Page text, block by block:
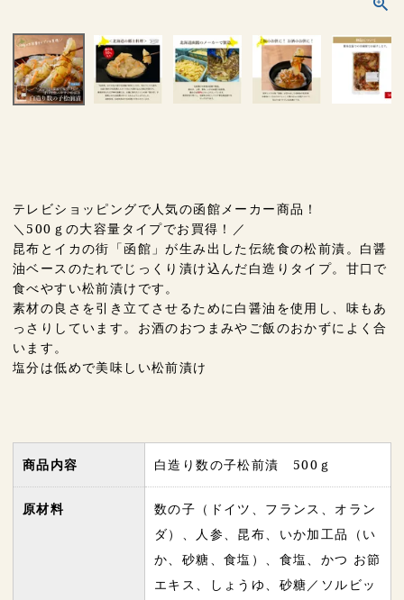
テレビショッピングで人気の函館メーカー商品！
＼500ｇの大容量タイプでお買得！／
昆布とイカの街「函館」が生み出した伝統食の松前漬。白醤
油ベースのたれでじっくり漬け込んだ白造りタイプ。甘口で
食べやすい松前漬けです。
素材の良さを引き立てさせるために白醤油を使用し、味もあ
っさりしています。お酒のおつまみやご飯のおかずによく合
います。
塩分は低めで美味しい松前漬け
商品内容 白造り数の子松前漬 500ｇ
原材料
数の子（ドイツ、フランス、オラン
ダ）、人参、昆布、いか加工品（い
か、砂糖、食塩）、食塩、かつ お節
エキス、しょうゆ、砂糖／ソルビッ